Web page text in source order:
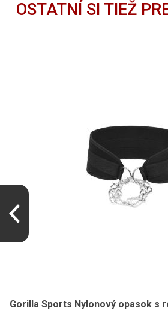
OSTATNÍ SI TIEŽ
Gorilla Sports Nylonový opasok s